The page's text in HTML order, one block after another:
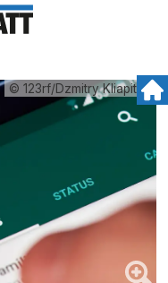
© 123rf/Dzmitry Kliapitski